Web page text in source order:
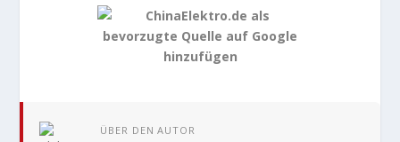
ÜBER DEN AUTOR